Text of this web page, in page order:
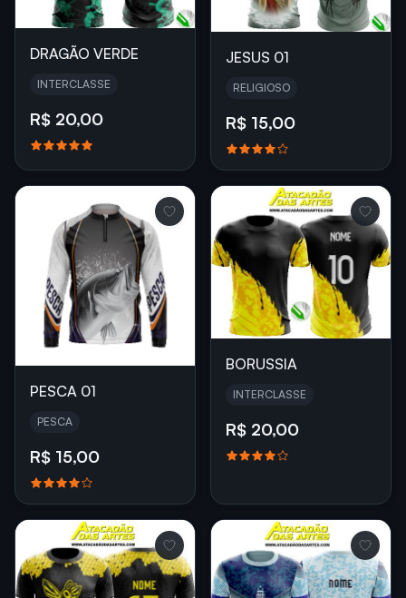
DRAGÃO VERDE
INTERCLASSE
R$ 20,00
JESUS 01
RELIGIOSO
R$ 15,00
PESCA 01
PESCA
R$ 15,00
BORUSSIA
INTERCLASSE
R$ 20,00